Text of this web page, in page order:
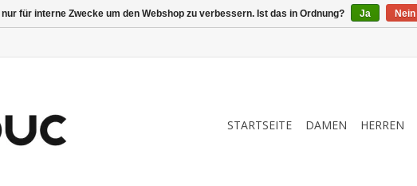
STARTSEITE DAMEN HERREN
für interne Zwecke um den Webshop zu verbessern. Ist das in Ordnung? Ja Nein